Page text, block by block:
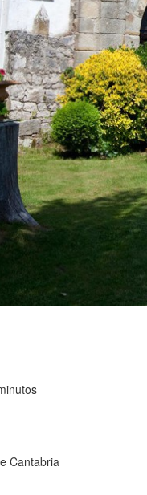
Cantabria